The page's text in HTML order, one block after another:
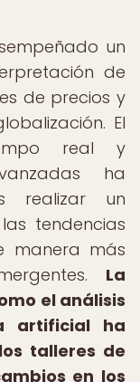
un
de
de precios y
El
real y
ha
realizar un
tendencias
manera más
La
el análisis
artificial ha
talleres de
en los